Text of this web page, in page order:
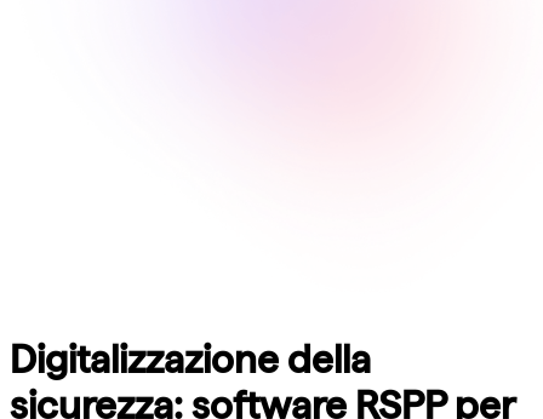
Digitalizzazione della
sicurezza: software RSPP per